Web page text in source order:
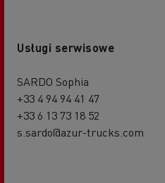
Usługi serwisowe
SARDO Sophia
+33 4 94 94 41 47
+33 6 13 73 18 52
s.sardo@azur-trucks.com